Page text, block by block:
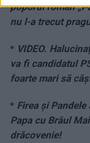
poporul român
nu l-a trecut
* VIDEO.
va fi candidatul
foarte mari să
* Firea și
Papa cu Brâul
drăcovenie!